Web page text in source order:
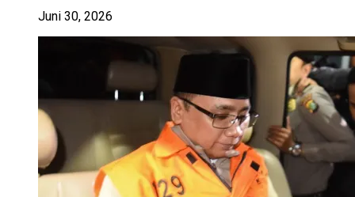
Juni 30, 2026